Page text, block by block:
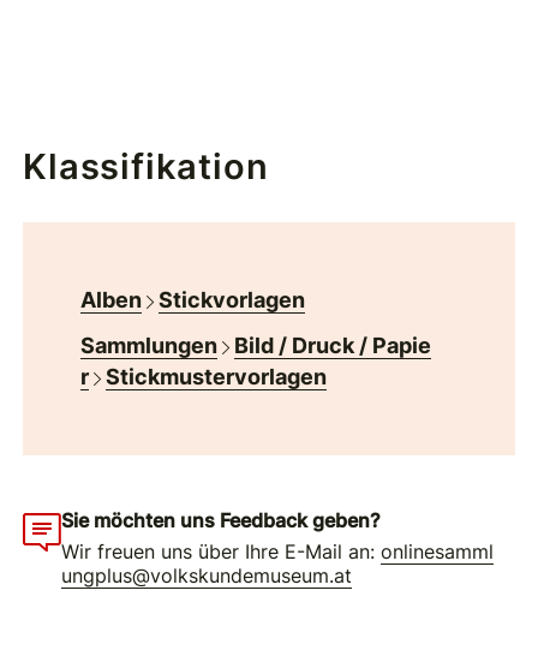
Klassifikation
Alben
Stickvorlagen
Sammlungen
Bild / Druck / Papie
r
Stickmustervorlagen
Sie möchten uns Feedback geben?
Wir freuen uns über Ihre E-Mail an:onlinesamml
ungplus@volkskundemuseum.at